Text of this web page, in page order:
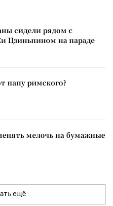
сидели рядом с
Цзиньпином на параде
папу римского?
мелочь на бумажные
ещё